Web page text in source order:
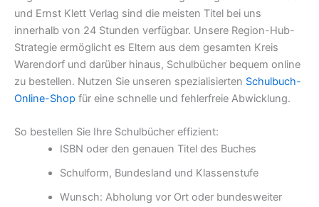
und Ernst Klett Verlag sind die meisten Titel bei uns
innerhalb von 24 Stunden verfügbar. Unsere Region-Hub-
Strategie ermöglicht es Eltern aus dem gesamten Kreis
Warendorf und darüber hinaus, Schulbücher bequem online
zu bestellen. Nutzen Sie unseren spezialisierten Schulbuch-
Online-Shop für eine schnelle und fehlerfreie Abwicklung.
So bestellen Sie Ihre Schulbücher effizient:
ISBN oder den genauen Titel des Buches
Schulform, Bundesland und Klassenstufe
Wunsch: Abholung vor Ort oder bundesweiter